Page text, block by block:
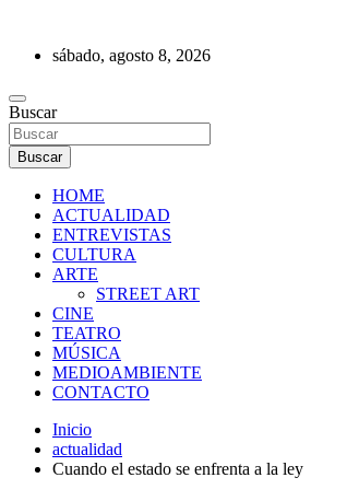
contenidosábado, agosto 8, 2026
REVISTA DE PRENSA
Buscar
Buscar
HOME
ACTUALIDAD
ENTREVISTAS
CULTURA
ARTE
STREET ART
CINE
TEATRO
MÚSICA
MEDIOAMBIENTE
CONTACTO
Inicio
actualidad
Cuando el estado se enfrenta a la ley